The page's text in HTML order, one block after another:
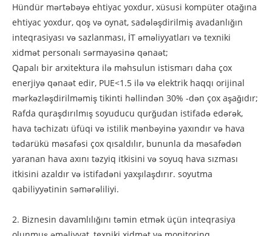
Hündür mərtəbəyə ehtiyac yoxdur, xüsusi kompüter otağına
ehtiyac yoxdur, qoş və oynat, sadələşdirilmiş avadanlığın
inteqrasiyası və sazlanması, İT əməliyyatları və texniki
xidmət personalı sərmayəsinə qənaət;
Qapalı bir arxitektura ilə məhsulun istismarı daha çox
enerjiyə qənaət edir, PUE<1.5 ilə və elektrik haqqı orijinal
mərkəzləşdirilməmiş tikinti həllindən 30% -dən çox aşağıdır;
Rafda quraşdırılmış soyuducu qurğudan istifadə edərək,
hava təchizatı üfüqi və istilik mənbəyinə yaxındır və hava
tədarükü məsafəsi çox qısaldılır, bununla da məsafədən
yaranan hava axını təzyiq itkisini və soyuq hava sızması
itkisini azaldır və istifadəni yaxşılaşdırır. soyutma
qabiliyyətinin səmərəliliyi.
2. Biznesin davamlılığını təmin etmək üçün inteqrasiya